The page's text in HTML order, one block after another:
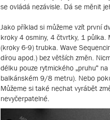
se ovládá nezávisle. Dá se měnit
Jako příklad si můžeme vzít první
kroky 4 osminy, 4 čtvrtky, 1 půlka.
(kroky 6-9) trubka. Wave
dírou apod.) bez větších změn.
délku pouze rytmického „pruhu“
balkánském 9/8 metru). Nebo
Můžeme si také nechat vyrábět
nevyčerpatelné.